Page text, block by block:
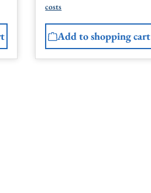
costs
Add to shopping cart